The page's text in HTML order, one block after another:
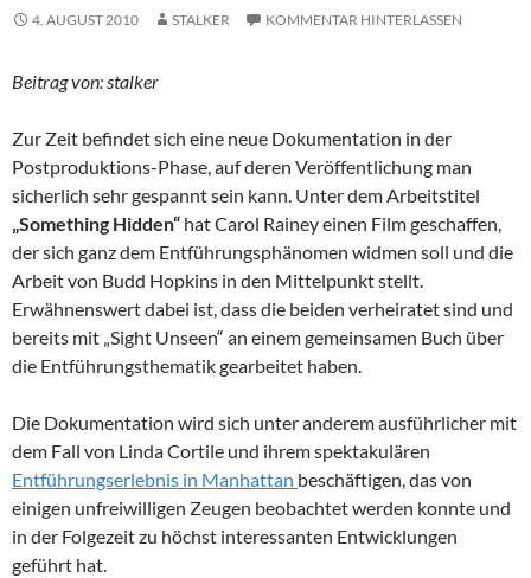
4. AUGUST 2010 STALKER KOMMENTAR HINTERLASSEN
Beitrag von: stalker
Zur Zeit befindet sich eine neue Dokumentation in der
Postproduktions-Phase, auf deren Veröffentlichung man
sicherlich sehr gespannt sein kann. Unter dem Arbeitstitel
„Something Hidden“ hat Carol Rainey einen Film geschaffen,
der sich ganz dem Entführungsphänomen widmen soll und die
Arbeit von Budd Hopkins in den Mittelpunkt stellt.
Erwähnenswert dabei ist, dass die beiden verheiratet sind und
bereits mit „Sight Unseen“ an einem gemeinsamen Buch über
die Entführungsthematik gearbeitet haben.
Die Dokumentation wird sich unter anderem ausführlicher mit
dem Fall von Linda Cortile und ihrem spektakulären
Entführungserlebnis in Manhattan beschäftigen, das von
einigen unfreiwilligen Zeugen beobachtet werden konnte und
in der Folgezeit zu höchst interessanten Entwicklungen
geführt hat.